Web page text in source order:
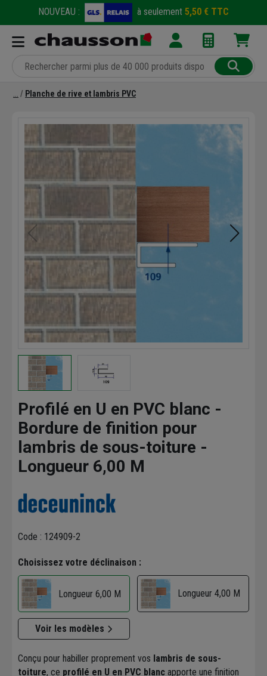
NOUVEAU : à seulement 5,50 € TTC
Planche de rive et lambris PVC
Profilé en U en PVC blanc -
Bordure de finition pour
lambris de sous-toiture -
Longueur 6,00 M
Code : 124909-2
Choisissez votre déclinaison :
Longueur 6,00 M Longueur 4,00 M
Voir les modèles
Conçu pour habiller proprement vos lambris de sous-
toiture, ce profilé en U en PVC blanc apporte une finition